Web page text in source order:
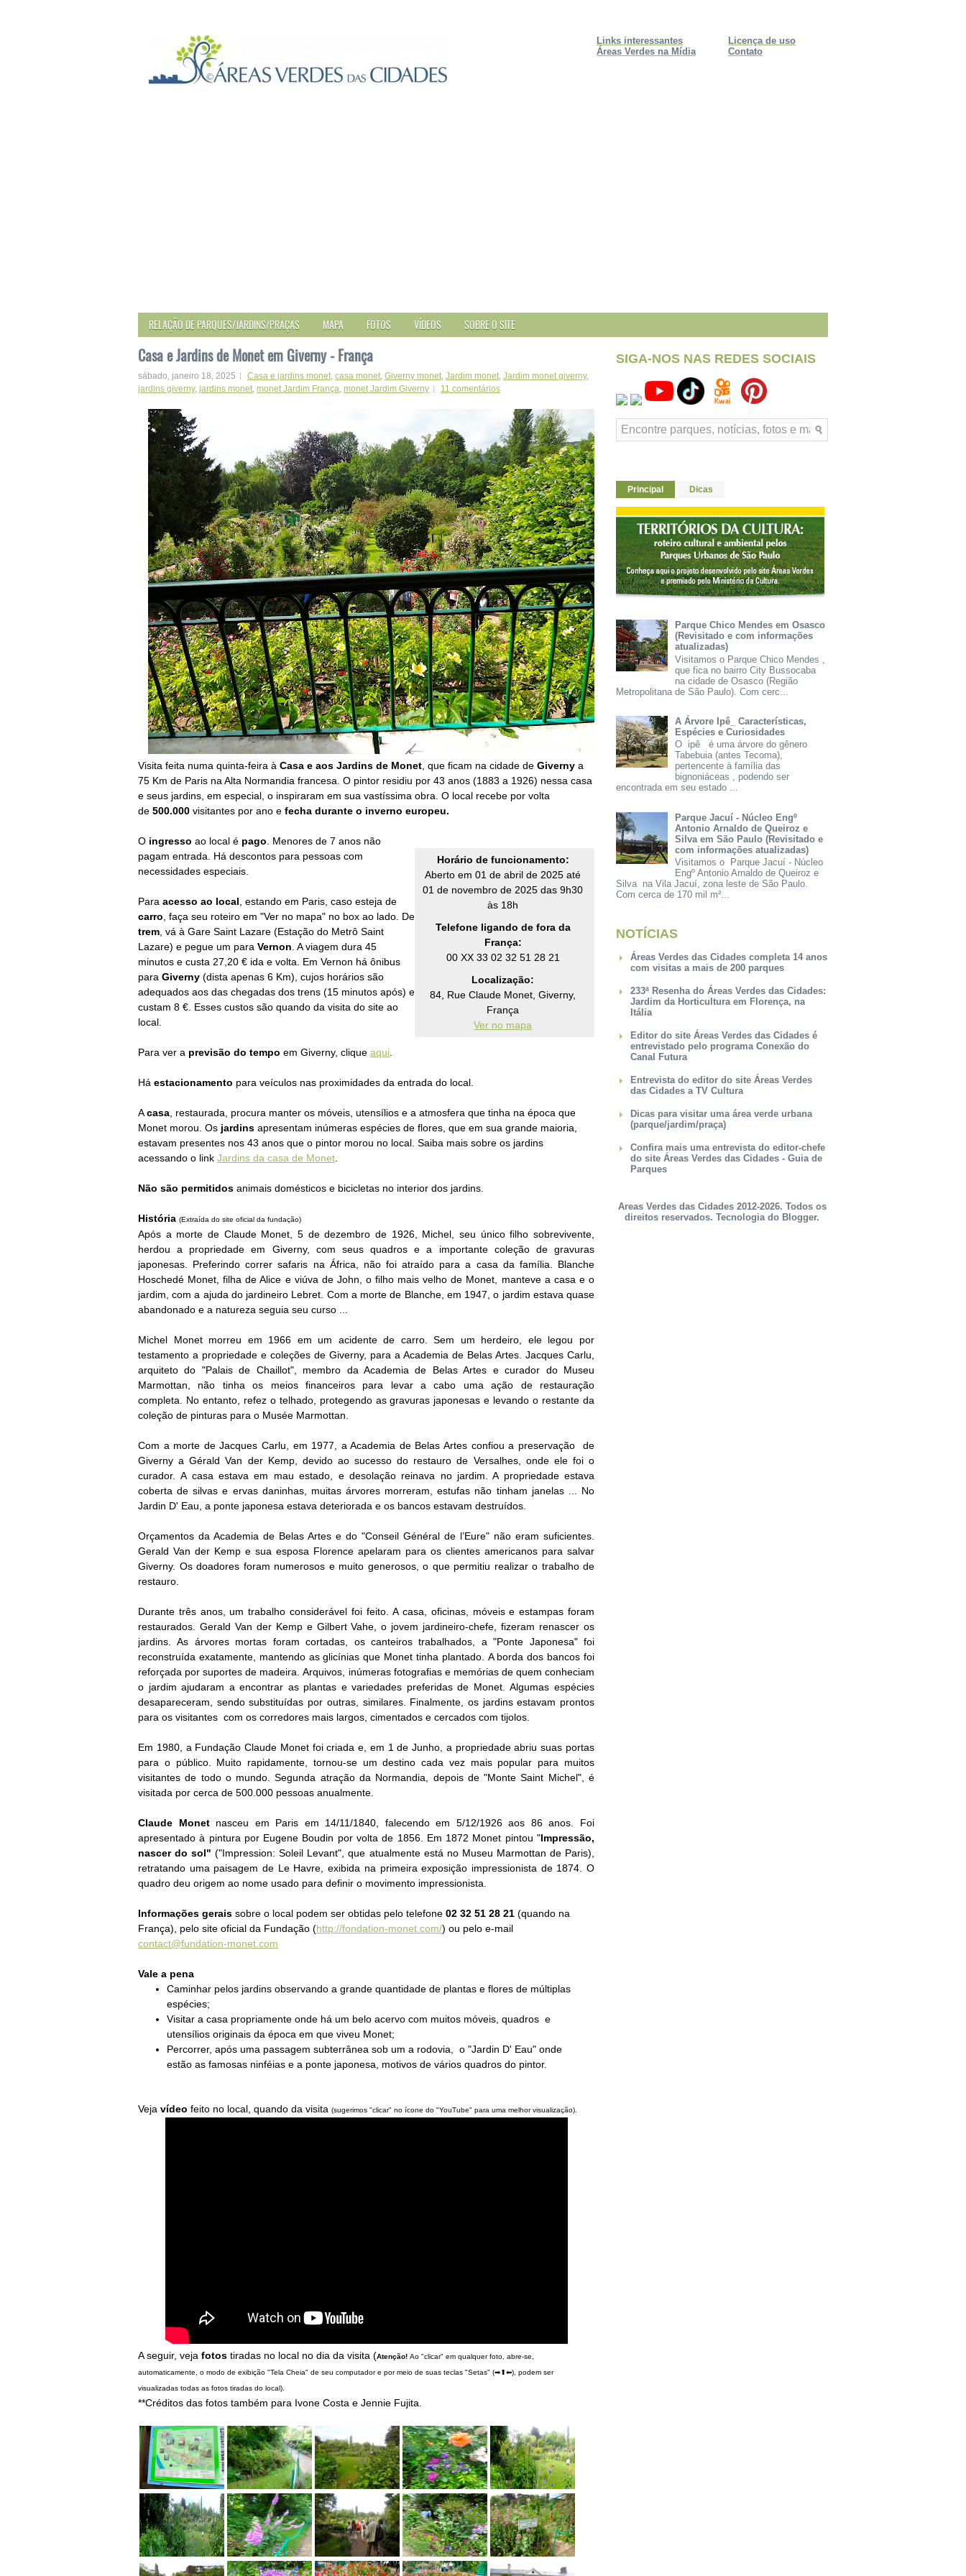
Licença de uso
Contato
Links interessantes
Áreas Verdes na Mídia
RELAÇÃO DE PARQUES/JARDINS/PRAÇAS MAPA FOTOS VÍDEOS SOBRE O SITE
Casa e Jardins de Monet em Giverny - França
sábado, janeiro 18, 2025 Casa e jardins monet, casa monet, Giverny monet, Jardim monet, Jardim monet giverny,
jardins giverny, jardins monet, monet Jardim França, monet Jardim Giverny 11 comentários
Visita feita numa quinta-feira à Casa e aos Jardins de Monet , que ficam na cidade de Giverny a
75 Km de Paris na Alta Normandia francesa. O pintor residiu por 43 anos (1883 a 1926) nessa casa
e seus jardins, em especial, o inspiraram em sua vastíssima obra. O local recebe por volta
de 500.000 visitantes por ano e fecha durante o inverno europeu.
Horário de funcionamento:
Aberto em 01 de abril de 2025 até
01 de novembro de 2025 das 9h30
às 18h
Telefone ligando de fora da
França:
00 XX 33 02 32 51 28 21
Localização:
84, Rue Claude Monet, Giverny,
França
Ver no mapa
O ingresso ao local é pago . Menores de 7 anos não
pagam entrada. Há descontos para pessoas com
necessidades especiais.
Para acesso ao local , estando em Paris, caso esteja de
carro , faça seu roteiro em "Ver no mapa" no box ao lado . De
trem , vá à Gare Saint Lazare (Estação do Metrô Saint
Lazare) e pegue um para Vernon . A viagem dura 45
minutos e custa 27,20 € ida e volta. Em Vernon há ônibus
para Giverny (dista apenas 6 Km), cujos horários são
adequados aos das chegadas dos trens (15 minutos após) e
custam 8 €. Esses custos são quando da visita do site ao
local.
Para ver a previsão do tempo em Giverny, clique aqui
Há estacionamento para veículos nas proximidades da entrada do local.
Acasa , restaurada, procura manter os móveis, utensílios e a atmosfera que tinha na época que
Monet morou. Os jardins apresentam inúmeras espécies de flores, que em sua grande maioria,
estavam presentes nos 43 anos que o pintor morou no local. Saiba mais sobre os jardins
acessando o link Jardins da casa de Monet
Não são permitidos animais domésticos e bicicletas no interior dos jardins.
História (Extraída do site oficial da fundação)
Após a morte de Claude Monet, 5 de dezembro de 1926, Michel, seu único filho sobrevivente,
herdou a propriedade em Giverny, com seus quadros e a importante coleção de gravuras
japonesas. Preferindo correr safaris na África, não foi atraído para a casa da família. Blanche
Hoschedé Monet, filha de Alice e viúva de John, o filho mais velho de Monet, manteve a casa e o
jardim, com a ajuda do jardineiro Lebret. Com a morte de Blanche, em 1947, o jardim estava quase
abandonado e a natureza seguia seu curso ...
Michel Monet morreu em 1966 em um acidente de carro.Sem um herdeiro, ele legou por
testamento a propriedade e coleções de Giverny, para a Academia de Belas Artes. Jacques Carlu,
arquiteto do "Palais de Chaillot", membro da Academia de Belas Artes e curador do Museu
Marmottan, não tinha os meios financeiros para levar a cabo uma ação de restauração
completa. No entanto, refez o telhado, protegendo as gravuras japonesas e levando o restante da
coleção de pinturas para o Musée Marmottan.
Com a morte de Jacques Carlu, em 1977, a Academia de Belas Artes confiou a preservação de
Giverny a Gérald Van der Kemp, devido ao sucesso do restauro de Versalhes, onde ele foi o
curador.A casa estava em mau estado, e desolação reinava no jardim. A propriedade estava
coberta de silvas e ervas daninhas, muitas árvores morreram, estufas não tinham janelas ... No
Jardin D' Eau, a ponte japonesa estava deteriorada e os bancos estavam destruídos.
Orçamentos da Academia de Belas Artes e do "Conseil Général de l’Eure" não eram suficientes.
Gerald Van der Kemp e sua esposa Florence apelaram para os clientes americanos para salvar
Giverny. Os doadores foram numerosos e muito generosos, o que permitiu realizar o trabalho de
restauro.
Durante três anos, um trabalho considerável foi feito.A casa, oficinas, móveis e estampas foram
restaurados. Gerald Van der Kemp e Gilbert Vahe, o jovem jardineiro-chefe, fizeram renascer os
jardins.As árvores mortas foram cortadas, os canteiros trabalhados, a "Ponte Japonesa" foi
reconstruída exatamente, mantendo as glicínias que Monet tinha plantado. A borda dos bancos foi
reforçada por suportes de madeira.Arquivos, inúmeras fotografias e memórias de quem conheciam
o jardim ajudaram a encontrar as plantas e variedades preferidas de Monet.Algumas espécies
desapareceram, sendo substituídas por outras, similares. Finalmente, os jardins estavam prontos
para os visitantes com os corredores mais largos, cimentados e cercados com tijolos.
Em 1980, a Fundação Claude Monet foi criada e, em 1 de Junho, a propriedade abriu suas portas
para o público. Muito rapidamente, tornou-se um destino cada vez mais popular para muitos
visitantes de todo o mundo.Segunda atração da Normandia, depois de "Monte Saint Michel", é
visitada por cerca de 500.000 pessoas anualmente.
Claude Monetnasceu em Paris em 14/11/1840, falecendo em 5/12/1926 aos 86 anos. Foi
apresentado à pintura por Eugene Boudin por volta de 1856. Em 1872 Monet pintou "Impressão,
nascer do sol"("Impression: Soleil Levant", que atualmente está no Museu Marmottan de Paris),
retratando uma paisagem de Le Havre, exibida na primeira exposição impressionista de 1874. O
quadro deu origem ao nome usado para definir o movimento impressionista.
Informações gerais sobre o local podem ser obtidas pelo telefone 02 32 51 28 21 (quando na
França) , pelo site oficial da Fundação (http://fondation-monet.com/) ou pelo e-mail
contact@fundation-monet.com
Vale a pena
Caminhar pelos jardins observando a grande quantidade de plantas e flores de múltiplas
espécies;
Visitar a casa propriamente onde há um belo acervo com muitos móveis, quadros e
utensílios originais da época em que viveu Monet;
Percorrer, após uma passagem subterrânea sob um a rodovia, o "Jardin D' Eau" onde
estão as famosas ninféias e a ponte japonesa, motivos de vários quadros do pintor.
Veja vídeo feito no local, quando da visita (sugerimos "clicar" no ícone do "YouTube" para uma melhor visualização).
A seguir, veja fotos tiradas no local no dia da visita (Atenção! Ao "clicar" em qualquer foto, abre-se,
automaticamente, o modo de exibição "Tela Cheia" de seu computador e por meio de suas teclas "Setas" (➡⬆⬅), podem ser
visualizadas todas as fotos tiradas do local).
**Créditos das fotos também para Ivone Costa e Jennie Fujita.
SIGA-NOS NAS REDES SOCIAIS
Principal Dicas
Parque Chico Mendes em Osasco
(Revisitado e com informações
atualizadas)
Visitamos o Parque Chico Mendes ,
que fica no bairro City Bussocaba
na cidade de Osasco (Região
Metropolitana de São Paulo). Com cerc...
A Árvore Ipê_ Características,
Espécies e Curiosidades
O ipê é uma árvore do gênero
Tabebuia (antes Tecoma),
pertencente à família das
bignoniáceas , podendo ser
encontrada em seu estado ...
Parque Jacuí - Núcleo Engº
Antonio Arnaldo de Queiroz e
Silva em São Paulo (Revisitado e
com informações atualizadas)
Visitamos o Parque Jacuí - Núcleo
Engº Antonio Arnaldo de Queiroz e
Silva na Vila Jacuí, zona leste de São Paulo.
Com cerca de 170 mil m²...
NOTÍCIAS
Áreas Verdes das Cidades completa 14 anos
com visitas a mais de 200 parques
233ª Resenha do Áreas Verdes das Cidades:
Jardim da Horticultura em Florença, na
Itália
Editor do site Áreas Verdes das Cidades é
entrevistado pelo programa Conexão do
Canal Futura
Entrevista do editor do site Áreas Verdes
das Cidades a TV Cultura
Dicas para visitar uma área verde urbana
(parque/jardim/praça)
Confira mais uma entrevista do editor-chefe
do site Áreas Verdes das Cidades - Guia de
Parques
Areas Verdes das Cidades 2012-2026. Todos os
direitos reservados. Tecnologia do Blogger.